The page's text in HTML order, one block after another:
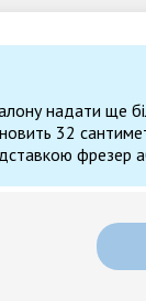
надати ще
32